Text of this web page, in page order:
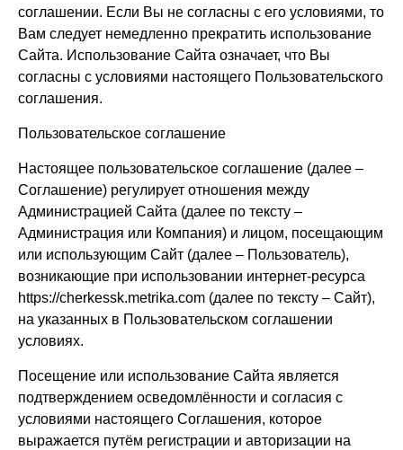
соглашении. Если Вы не согласны с его условиями, то
Вам следует немедленно прекратить использование
Сайта. Использование Сайта означает, что Вы
согласны с условиями настоящего Пользовательского
соглашения.
Пользовательское соглашение
Настоящее пользовательское соглашение (далее –
Соглашение) регулирует отношения между
Администрацией Сайта (далее по тексту –
Администрация или Компания) и лицом, посещающим
или использующим Сайт (далее – Пользователь),
возникающие при использовании интернет-ресурса
https://cherkessk.metrika.com (далее по тексту – Сайт),
на указанных в Пользовательском соглашении
условиях.
Посещение или использование Сайта является
подтверждением осведомлённости и согласия с
условиями настоящего Соглашения, которое
выражается путём регистрации и авторизации на